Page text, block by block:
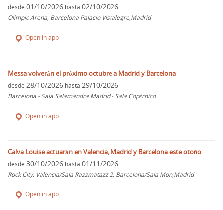
desde 01/10/2026 hasta 02/10/2026
Olimpic Arena, Barcelona Palacio Vistalegre,Madrid
Open in app
Messa volverán el próximo octubre a Madrid y Barcelona
desde 28/10/2026 hasta 29/10/2026
Barcelona - Sala Salamandra Madrid - Sala Copérnico
Open in app
Calva Louise actuarán en Valencia, Madrid y Barcelona este otoño
desde 30/10/2026 hasta 01/11/2026
Rock City, Valencia/Sala Razzmatazz 2, Barcelona/Sala Mon,Madrid
Open in app